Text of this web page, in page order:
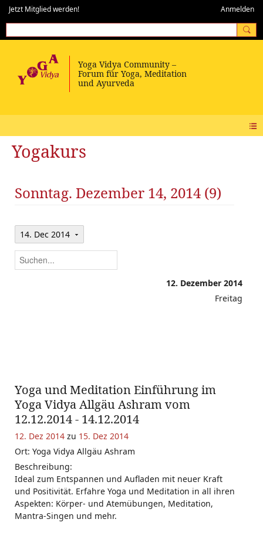
Jetzt Mitglied werden! Anmelden
Yogakurs
Sonntag. Dezember 14, 2014 (9)
14. Dec 2014
12. Dezember 2014
Freitag
Yoga und Meditation Einführung im
Yoga Vidya Allgäu Ashram vom
12.12.2014 - 14.12.2014
12. Dez 2014 zu 15. Dez 2014
Ort: Yoga Vidya Allgäu Ashram
Beschreibung:
Ideal zum Entspannen und Aufladen mit neuer Kraft
und Positivität. Erfahre Yoga und Meditation in all ihren
Aspekten: Körper- und Atemübungen, Meditation,
Mantra-Singen und mehr.